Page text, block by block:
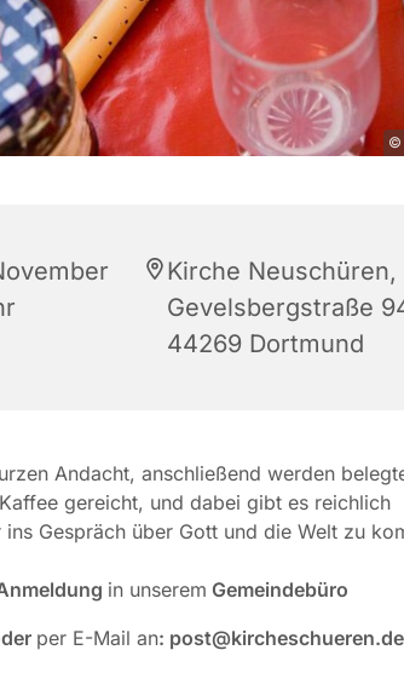
©
Kirche Neuschüren,
Gevelsbergstraße
44269 Dortmund
Andacht, anschließend werden
gereicht, und dabei gibt es reichlich
Gespräch über Gott und die Welt zu
in unserem Gemeindebüro
per E-Mail an: post@kircheschueren.de